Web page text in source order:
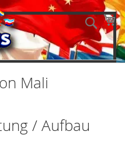
Mali
/ Aufbau